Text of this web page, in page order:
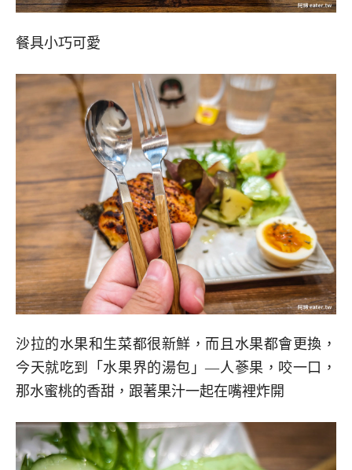
餐具小巧可愛
沙拉的水果和生菜都很新鮮，而且水果都會更換，
今天就吃到「水果界的湯包」—人蔘果，咬一口，
那水蜜桃的香甜，跟著果汁一起在嘴裡炸開